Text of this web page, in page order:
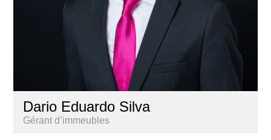
Dario Eduardo Silva
Gérant d’immeubles